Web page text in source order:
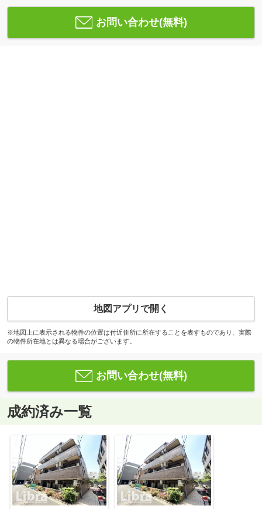
お問い合わせ(無料)
地図アプリで開く
※地図上に表示される物件の位置は付近住所に所在することを表すものであり、実際
の物件所在地とは異なる場合がございます。
お問い合わせ(無料)
成約済み一覧